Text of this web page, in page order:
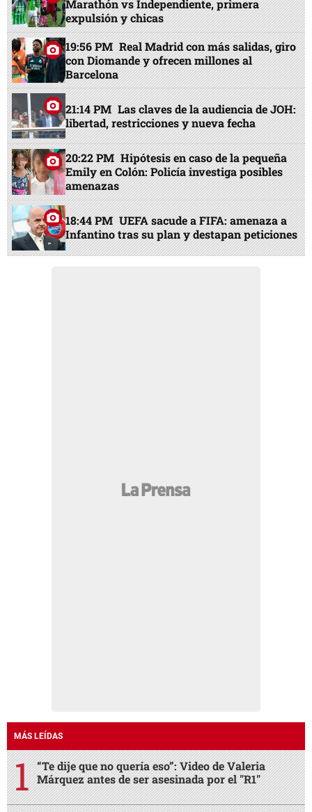
Marathón vs Independiente, primera
expulsión y chicas
19:56 PM Real Madrid con más salidas, giro
con Diomande y ofrecen millones al
Barcelona
21:14 PM Las claves de la audiencia de JOH:
libertad, restricciones y nueva fecha
20:22 PM Hipótesis en caso de la pequeña
Emily en Colón: Policía investiga posibles
amenazas
18:44 PM UEFA sacude a FIFA: amenaza a
Infantino tras su plan y destapan peticiones
MÁS LEÍDAS
“Te dije que no quería eso”: Video de Valeria
Márquez antes de ser asesinada por el "R1"